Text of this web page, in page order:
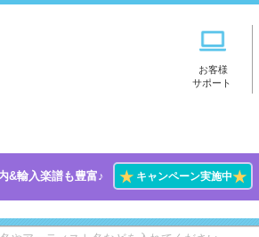
お客様
サポート
&輸入楽譜も豊富♪ ★キャンペーン実施中★